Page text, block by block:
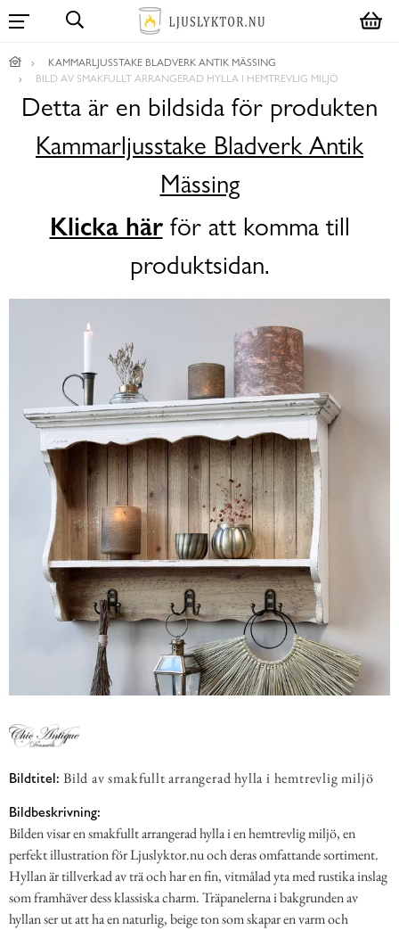
KAMMARLJUSSTAKE BLADVERK ANTIK MÄSSING
BILD AV SMAKFULLT ARRANGERAD HYLLA I HEMTREVLIG MILJÖ
Detta är en bildsida för produkten
Kammarljusstake Bladverk Antik
Mässing
Klicka härför att komma till
produktsidan.
Bildtitel: Bild av smakfullt arrangerad hylla i hemtrevlig miljö
Bildbeskrivning:
Bilden visar en smakfullt arrangerad hylla i en hemtrevlig miljö, en
perfekt illustration för Ljuslyktor.nu och deras omfattande sortiment.
Hyllan är tillverkad av trä och har en fin, vitmålad yta med rustika inslag
som framhäver dess klassiska charm. Träpanelerna i bakgrunden av
hyllan ser ut att ha en naturlig, beige ton som skapar en varm och